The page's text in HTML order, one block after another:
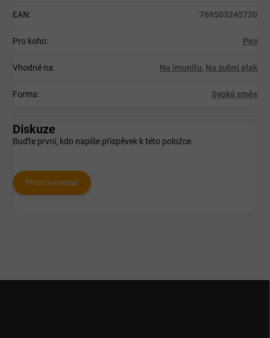
EAN: 769503245720
Pro koho: Pes
Vhodné na: Na imunitu, Na zubní plak
Forma: Sypká směs
Diskuze
Buďte první, kdo napíše příspěvek k této položce.
Přidat komentář